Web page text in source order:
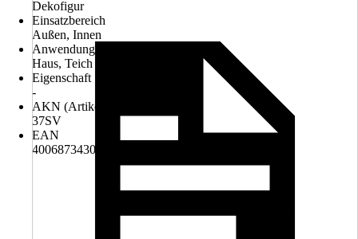
Dekofigur
Einsatzbereich
Außen, Innen
Anwendungsbereich
Haus, Teich
Eigenschaft
-
AKN (Artikelkurznummer)
37SV
EAN
4006873430346